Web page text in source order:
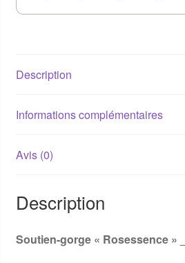
Description
Informations complémentaires
Avis (0)
Description
Soutien-gorge « Rosessence »